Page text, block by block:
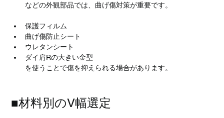
などの外観部品では、曲げ傷対策が重要です。
保護フィルム
曲げ傷防止シート
ウレタンシート
ダイ肩Rの大きい金型
を使うことで傷を抑えられる場合があります。
■材料別のV幅選定